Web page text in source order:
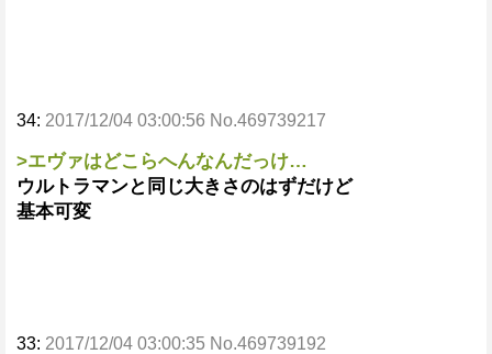
34: 2017/12/04 03:00:56 No.469739217
>エヴァはどこらへんなんだっけ…
ウルトラマンと同じ大きさのはずだけど
基本可変
33: 2017/12/04 03:00:35 No.469739192